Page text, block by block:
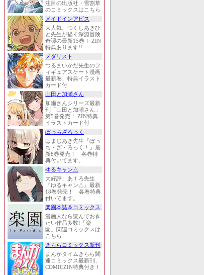
注目の出版社・雪割草
のコミックスはこちら
メイドインアビス
大人気、つくしあきひ
と先生が描く深淵冒険
奇譚の最新15巻！ ZIN
特典あります!!
メダリスト
つるまいかだ先生のフ
ィギュアスケート漫画
最新巻、特典イラスト
カード付
山田と加瀬さん
加瀬さんシリーズ最新
刊「山田と加瀬さん」
第5巻発売！ ZIN特典
イラストカード付
ぼっちざろっく
はまじあき先生『ぼっ
ち・ざ・ろっく！』最
新8巻発売！ 各巻特
典付いてます。
ゆるキャン△
大好評、あｆろ先生
『ゆるキャン△』最新
18巻発売！ 各巻特典
付いてます。
楽園本誌＆コミックス
漫画人なら読んでおき
たい作品多数!「楽
園」関連コミックスは
こちら
きららコミックス新刊
まんがタイムきらら関
連コミックス最新刊、
COMICZIN特典付き！